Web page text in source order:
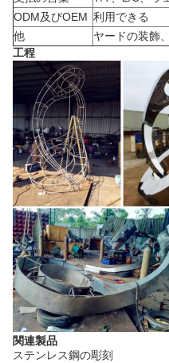
ODM及びOEM 利用できる
他
ヤードの装飾
工程
関連製品
ステンレス鋼の彫刻